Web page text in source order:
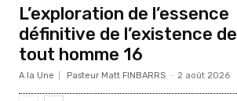
L’exploration de l’essence
définitive de l’existence de
tout homme 16
A la Une Pasteur Matt FINBARRS - 2 août 2026